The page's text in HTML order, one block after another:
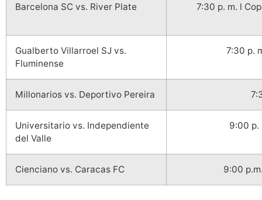
Barcelona SC vs. River Plate 7:30 p. m. l
Gualberto Villarroel SJ vs.
Fluminense
7:30 p.
Millonarios vs. Deportivo Pereira
Universitario vs. Independiente
del Valle
9:00 p.
Cienciano vs. Caracas FC 9:00